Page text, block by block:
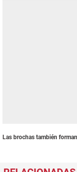
Las brochas también